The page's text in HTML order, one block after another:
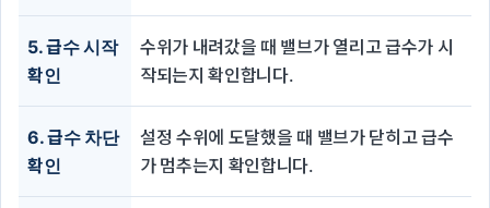
5. 급수 시작
확인
수위가 내려갔을 때 밸브가 열리고 급수가 시
작되는지 확인합니다.
6. 급수 차단
확인
설정 수위에 도달했을 때 밸브가 닫히고 급수
가 멈추는지 확인합니다.